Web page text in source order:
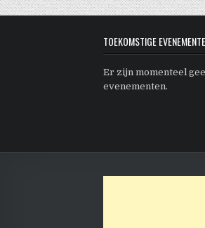
TOEKOMSTIGE
Er zijn momenteel
evenementen.